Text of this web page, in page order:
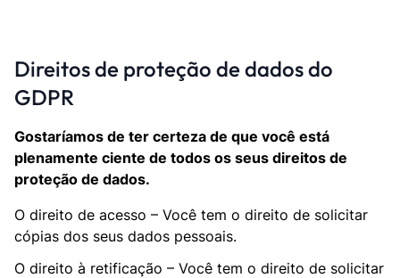
Direitos de proteção de dados do
GDPR
Gostaríamos de ter certeza de que você está
plenamente ciente de todos os seus direitos de
proteção de dados.
O direito de acesso – Você tem o direito de solicitar
cópias dos seus dados pessoais.
O direito à retificação – Você tem o direito de solicitar